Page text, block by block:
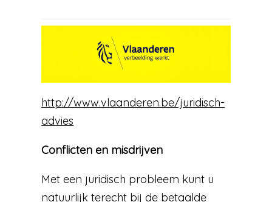
http://www.vlaanderen.be/juridisch-
advies
Conflicten en misdrijven
Met een juridisch probleem kunt u
natuurlijk terecht bij de betaalde